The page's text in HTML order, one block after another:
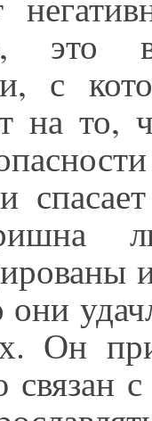
это
с
на то,
и
они
Он